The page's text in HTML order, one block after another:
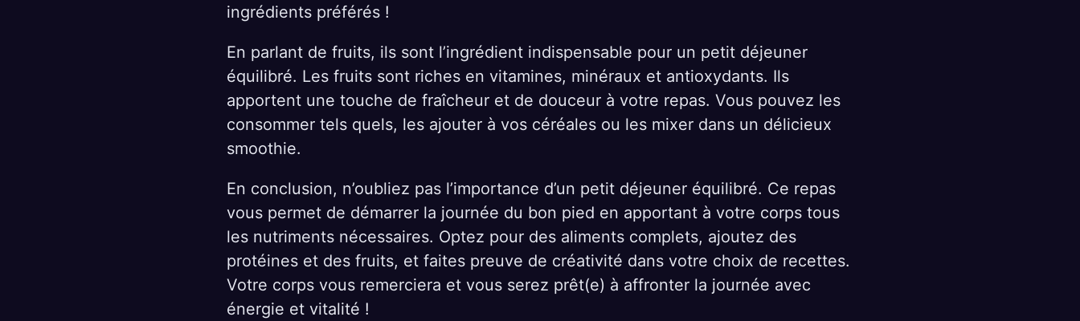
ingrédients préférés !
En parlant de fruits, ils sont l’ingrédient indispensable pour un petit déjeuner
équilibré. Les fruits sont riches en vitamines, minéraux et antioxydants. Ils
apportent une touche de fraîcheur et de douceur à votre repas. Vous pouvez les
consommer tels quels, les ajouter à vos céréales ou les mixer dans un délicieux
smoothie.
En conclusion, n’oubliez pas l’importance d’un petit déjeuner équilibré. Ce repas
vous permet de démarrer la journée du bon pied en apportant à votre corps tous
les nutriments nécessaires. Optez pour des aliments complets, ajoutez des
protéines et des fruits, et faites preuve de créativité dans votre choix de recettes.
Votre corps vous remerciera et vous serez prêt(e) à affronter la journée avec
énergie et vitalité !